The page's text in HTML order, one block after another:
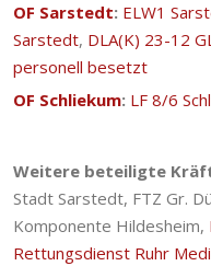
OF Sarstedt: ELW1
Sarstedt, DLA(K) 23-12
personell besetzt
OF Schliekum: LF 8/6
Weitere beteiligte
Stadt Sarstedt, FTZ Gr.
Komponente Hildesheim,
Rettungsdienst Ruhr